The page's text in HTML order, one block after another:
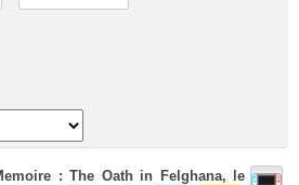
: The Oath in Felghana, le